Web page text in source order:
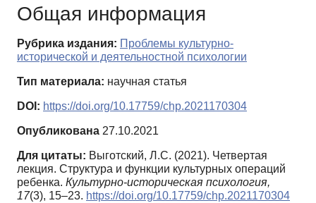
Общая информация
Рубрика издания: Проблемы культурно-
исторической и деятельностной психологии
Тип материала: научная статья
DOI: https://doi.org/10.17759/chp.2021170304
Опубликована 27.10.2021
Для цитаты: Выготский, Л.С. (2021). Четвертая
лекция. Структура и функции культурных операций
ребенка. Культурно-историческая психология,
17(3), 15–23. https://doi.org/10.17759/chp.2021170304